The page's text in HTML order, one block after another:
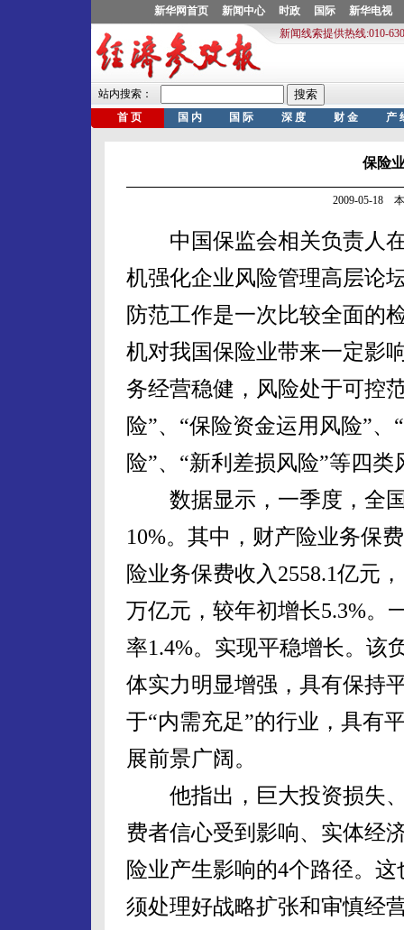
保险
2009-05-18
中国保监会相关负责人在
机强化企业风险管理高层论
防范工作是一次比较全面的
机对我国保险业带来一定影
务经营稳健，风险处于可控
险”、“保险资金运用风险”
险”、“新利差损风险”等四
数据显示，一季度，全国
10%。其中，财产险业务保
险业务保费收入2558.1亿元
万亿元，较年初增长5.3%。
率1.4%。实现平稳增长。该
体实力明显增强，具有保持
于“内需充足”的行业，具有
展前景广阔。
他指出，巨大投资损失、
费者信心受到影响、实体经
险业产生影响的4个路径。
须处理好战略扩张和审慎经